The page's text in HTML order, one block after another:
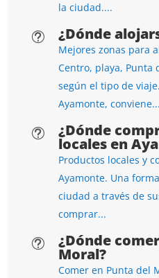
la ciudad....
t ¿Dónde
Mejores zonas para
Centro, playa, Punta
según el tipo de
Ayamonte, conviene...
t ¿Dónde
locales en
Productos locales y
Ayamonte. Una
ciudad a través de
comprar...
t ¿Dónde
Moral?
Comer en Punta del